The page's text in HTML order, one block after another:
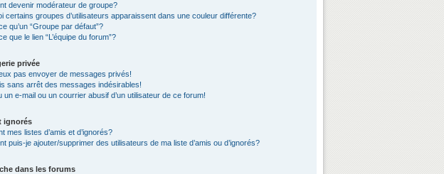
devenir modérateur de groupe?
certains groupes d’utilisateurs apparaissent dans une couleur différente?
qu’un “Groupe par défaut”?
que le lien “L’équipe du forum”?
privée
pas envoyer de messages privés!
sans arrêt des messages indésirables!
un e-mail ou un courrier abusif d’un utilisateur de ce forum!
ignorés
mes listes d’amis et d’ignorés?
puis-je ajouter/supprimer des utilisateurs de ma liste d’amis ou d’ignorés?
dans les forums